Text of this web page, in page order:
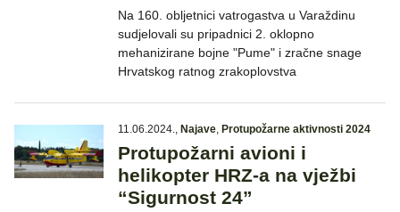
Na 160. obljetnici vatrogastva u Varaždinu
sudjelovali su pripadnici 2. oklopno
mehanizirane bojne "Pume" i zračne snage
Hrvatskog ratnog zrakoplovstva
11.06.2024., Najave, Protupožarne aktivnosti 2024
Protupožarni avioni i
helikopter HRZ-a na vježbi
“Sigurnost 24”